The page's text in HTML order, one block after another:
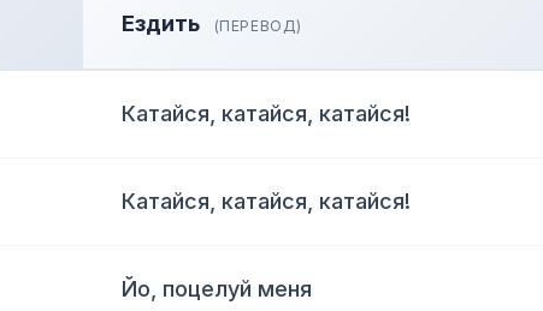
Ездить (ПЕРЕВОД)
Катайся, катайся, катайся!
Катайся, катайся, катайся!
Йо, поцелуй меня